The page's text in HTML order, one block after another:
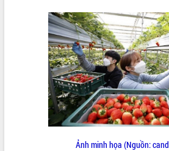
HỆ THỐNG VĂN BẢN
VĂN BẢN HĐND TỈNH
ĐIỂM TIN VĂN BẢN
QUY HOẠCH - KẾ HOẠCH
Ảnh minh họa (Nguồn: